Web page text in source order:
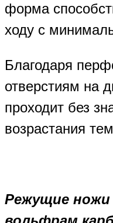
форма
ходу с
Благодаря
отверстиям на
проходит без
возрастания
Режущие ножи